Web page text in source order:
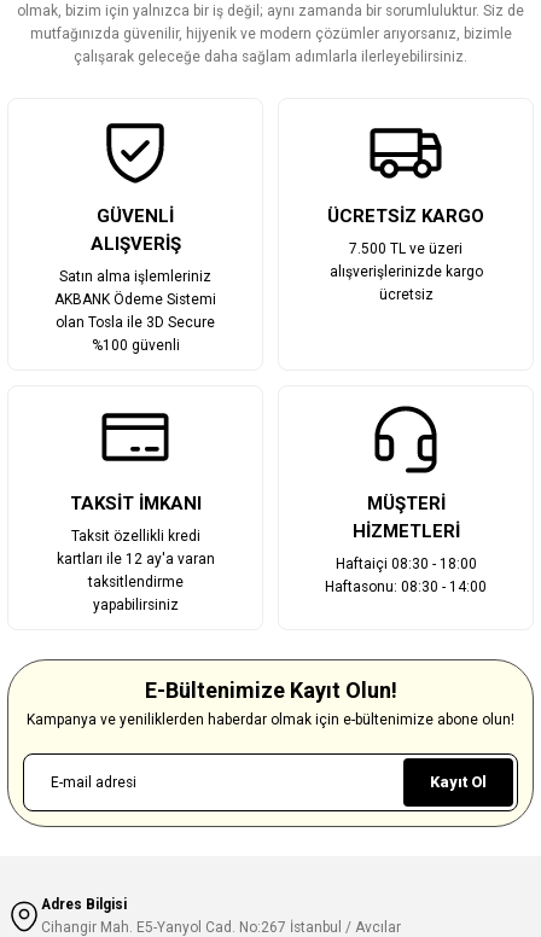
Ürün fiyatı diğer sitelerden daha pahalı.
Bu ürüne benzer farklı alternatifler olmalı.
olmak, bizim için yalnızca bir iş değil; aynı zamanda bir sorumluluktur. Siz de
mutfağınızda güvenilir, hijyenik ve modern çözümler arıyorsanız, bizimle
çalışarak geleceğe daha sağlam adımlarla ilerleyebilirsiniz.
GÜVENLİ
ALIŞVERİŞ
Satın alma işlemleriniz
AKBANK Ödeme Sistemi
olan Tosla ile 3D Secure
%100 güvenli
ÜCRETSİZ KARGO
7.500 TL ve üzeri
alışverişlerinizde kargo
ücretsiz
TAKSİT İMKANI
Taksit özellikli kredi
kartları ile 12 ay'a varan
taksitlendirme
yapabilirsiniz
MÜŞTERİ
HİZMETLERİ
Haftaiçi 08:30 - 18:00
Haftasonu: 08:30 - 14:00
E-Bültenimize Kayıt Olun!
Kampanya ve yeniliklerden haberdar olmak için e-bültenimize abone olun!
Kayıt Ol
Adres Bilgisi
Cihangir Mah. E5-Yanyol Cad. No:267 İstanbul / Avcılar